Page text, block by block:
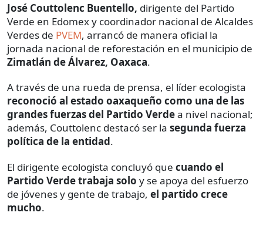
José Couttolenc Buentello, dirigente del Partido
Verde en Edomex y coordinador nacional de Alcaldes
Verdes de PVEM, arrancó de manera oficial la
jornada nacional de reforestación en el municipio de
Zimatlán de Álvarez, Oaxaca.
A través de una rueda de prensa, el líder ecologista
reconoció al estado oaxaqueño como una de las
grandes fuerzas del Partido Verdea nivel nacional;
además, Couttolenc destacó ser la segunda fuerza
política de la entidad.
El dirigente ecologista concluyó que cuando el
Partido Verde trabaja solo y se apoya del esfuerzo
de jóvenes y gente de trabajo, el partido crece
mucho.